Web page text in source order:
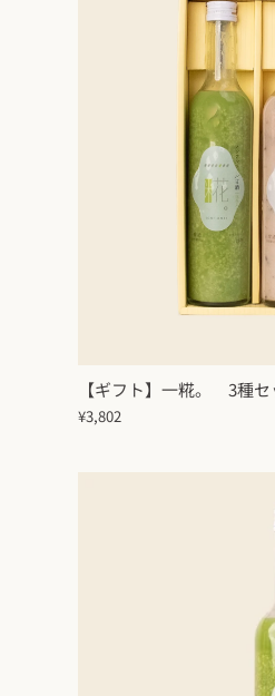
【ギフト】一糀。 3種
¥3,802